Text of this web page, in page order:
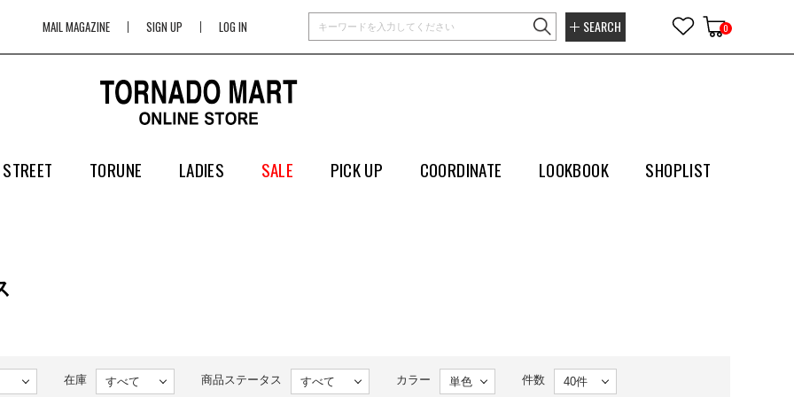
MAIL MAGAZINE SIGN UP LOG IN SEARCH 0
TORUNE LADIES SALE PICK UP COORDINATE LOOKBOOK SHOPLIST
在庫 商品ステータス カラー 件数